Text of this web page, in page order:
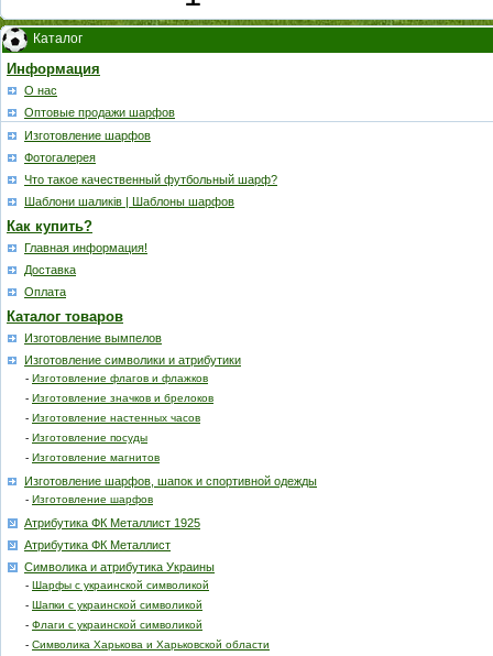
Каталог
Информация
О нас
Оптовые продажи шарфов
Изготовление шарфов
Фотогалерея
Что такое качественный футбольный шарф?
Шаблони шаликів | Шаблоны шарфов
Как купить?
Главная информация!
Доставка
Оплата
Каталог товаров
Изготовление вымпелов
Изготовление символики и атрибутики
- Изготовление флагов и флажков
- Изготовление значков и брелоков
- Изготовление настенных часов
- Изготовление посуды
- Изготовление магнитов
Изготовление шарфов, шапок и спортивной одежды
- Изготовление шарфов
Атрибутика ФК Металлист 1925
Атрибутика ФК Металлист
Символика и атрибутика Украины
- Шарфы с украинской символикой
- Шапки с украинской символикой
- Флаги с украинской символикой
- Символика Харькова и Харьковской области